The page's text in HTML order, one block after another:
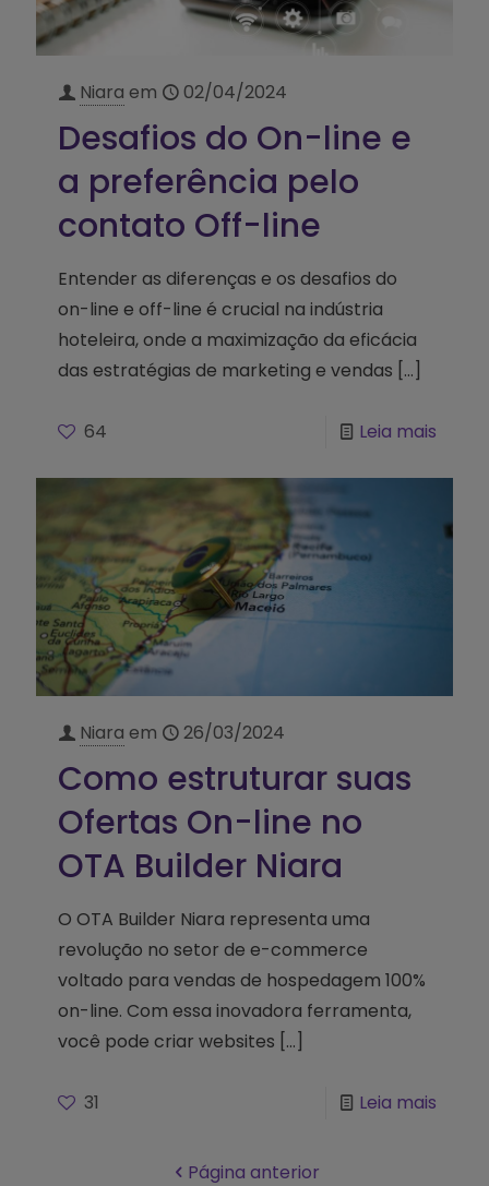
Niara em 02/04/2024
Desafios do On-line e
a preferência pelo
contato Off-line
Entender as diferenças e os desafios do
on-line e off-line é crucial na indústria
hoteleira, onde a maximização da eficácia
das estratégias de marketing e vendas […]
64 Leia mais
Niara em 26/03/2024
Como estruturar suas
Ofertas On-line no
OTA Builder Niara
O OTA Builder Niara representa uma
revolução no setor de e-commerce
voltado para vendas de hospedagem 100%
on-line. Com essa inovadora ferramenta,
você pode criar websites […]
31 Leia mais
Página anterior